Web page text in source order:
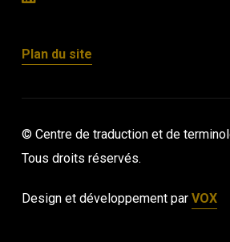
Plan du site
© Centre de traduction et de
Tous droits réservés.
Design et développement par VOX